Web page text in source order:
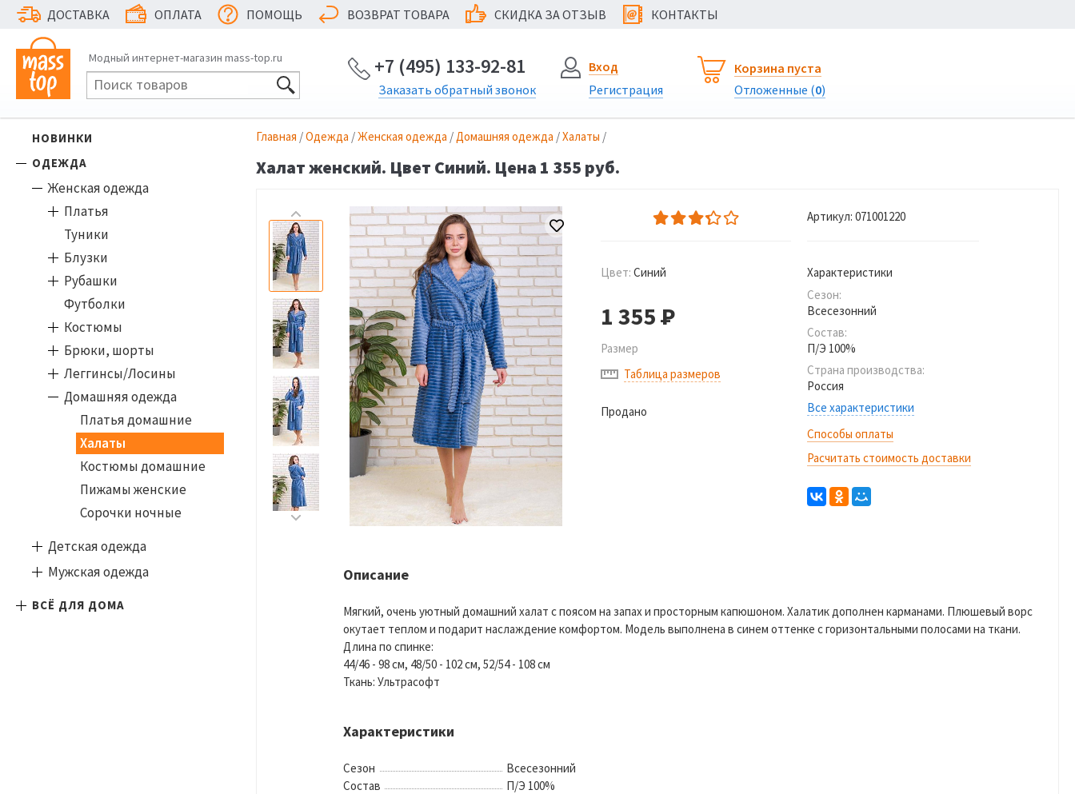
ДОСТАВКА ОПЛАТА ПОМОЩЬ ВОЗВРАТ ТОВАРА СКИДКА ЗА ОТЗЫВ @ КОНТАКТЫ
Модный интернет-магазин mass-top.ru +7 (495) 133-92-81
Заказать обратный звонок
Вход
Регистрация
Корзина пуста
Отложенные (0)
НОВИНКИ
ОДЕЖДА
Женская одежда
Платья
Туники
Блузки
Рубашки
Футболки
Костюмы
Брюки, шорты
Леггинсы/Лосины
Домашняя одежда
Платья домашние
Халаты
Костюмы домашние
Пижамы женские
Сорочки ночные
Детская одежда
Мужская одежда
ВСЁ ДЛЯ ДОМА
Главная /Одежда /Женская одежда /Домашняя одежда /Халаты /
Халат женский. Цвет Синий. Цена 1 355 руб.
Цвет: Синий
1 355Р
Размер
Таблица размеров
Продано
Артикул: 071001220
Характеристики
Сезон:
Всесезонний
Состав:
П/Э 100%
Страна производства:
Россия
Все характеристики
Способы оплаты
Расчитать стоимость доставки
Описание
Мягкий, очень уютный домашний халат с поясом на запах и просторным капюшоном. Халатик дополнен карманами. Плюшевый ворс
окутает теплом и подарит наслаждение комфортом. Модель выполнена в синем оттенке с горизонтальными полосами на ткани.
Длина по спинке:
44/46 - 98 см, 48/50 - 102 см, 52/54 - 108 см
Ткань: Ультрасофт
Характеристики
Сезон
Всесезонний
Состав
П/Э 100%